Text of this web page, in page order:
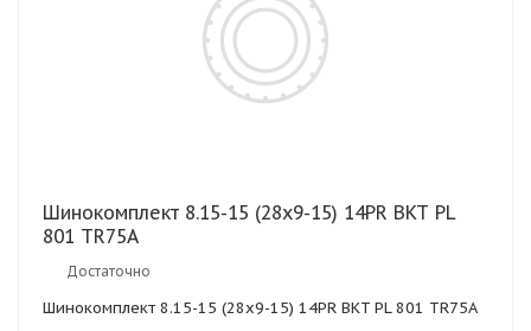
Шинокомплект 8.15-15 (28х9-15) 14PR BKT PL
801 TR75A
Достаточно
Шинокомплект 8.15-15 (28х9-15) 14PR BKT PL 801 TR75A